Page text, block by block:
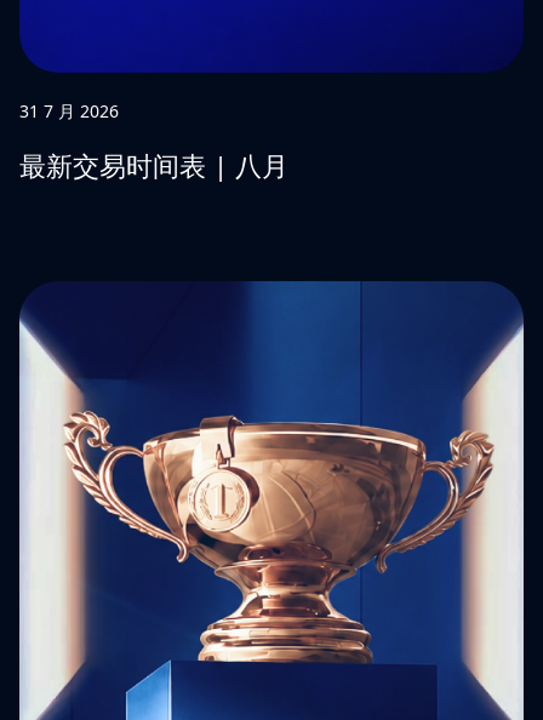
31 7 月 2026
最新交易时间表 | 八月